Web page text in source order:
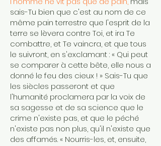
sais-Tu bien que c'est au nom de ce
même pain terrestre que l'esprit de la
terre se lèvera contre Toi, et ira Te
combattre, et Te vaincra, et que tous
le suivront, en s'exclamant : « Qui peut
se comparer à cette bête, elle nous a
donné le feu des cieux ! » Sais-Tu que
les siècles passeront et que
l'humanité proclamera par la voix de
sa sagesse et de sa science que le
crime n'existe pas, et que le péché
n'existe pas non plus, qu'il n'existe que
des affamés. « Nourris-les, et, ensuite,